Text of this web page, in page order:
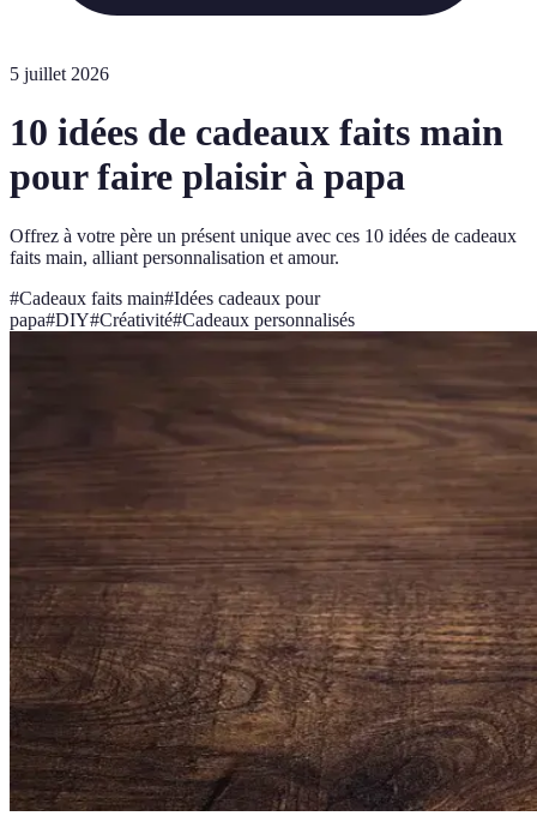
5 juillet 2026
10 idées de cadeaux faits main
pour faire plaisir à papa
Offrez à votre père un présent unique avec ces 10 idées de cadeaux
faits main, alliant personnalisation et amour.
#Cadeaux faits main#Idées cadeaux pour
papa#DIY#Créativité#Cadeaux personnalisés